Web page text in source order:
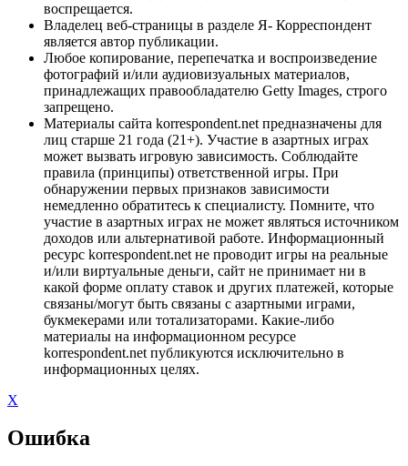
воспрещается.
Владелец веб-страницы в разделе Я- Корреспондент
является автор публикации.
Любое копирование, перепечатка и воспроизведение
фотографий и/или аудиовизуальных материалов,
принадлежащих правообладателю Getty Images, строго
запрещено.
Материалы сайта korrespondent.net предназначены для
лиц старше 21 года (21+). Участие в азартных играх
может вызвать игровую зависимость. Соблюдайте
правила (принципы) ответственной игры. При
обнаружении первых признаков зависимости
немедленно обратитесь к специалисту. Помните, что
участие в азартных играх не может являться источником
доходов или альтернативой работе. Информационный
ресурс korrespondent.net не проводит игры на реальные
и/или виртуальные деньги, сайт не принимает ни в
какой форме оплату ставок и других платежей, которые
связаны/могут быть связаны с азартными играми,
букмекерами или тотализаторами. Какие-либо
материалы на информационном ресурсе
korrespondent.net публикуются исключительно в
информационных целях.
X
Ошибка